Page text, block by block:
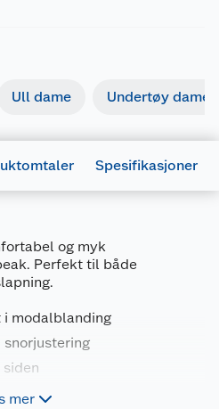
Ull dame Undertøy dame
Spesifikasjoner
og myk
Perfekt til både
modalblanding
snorjustering
fritid og avslapning
mer
5715571312883